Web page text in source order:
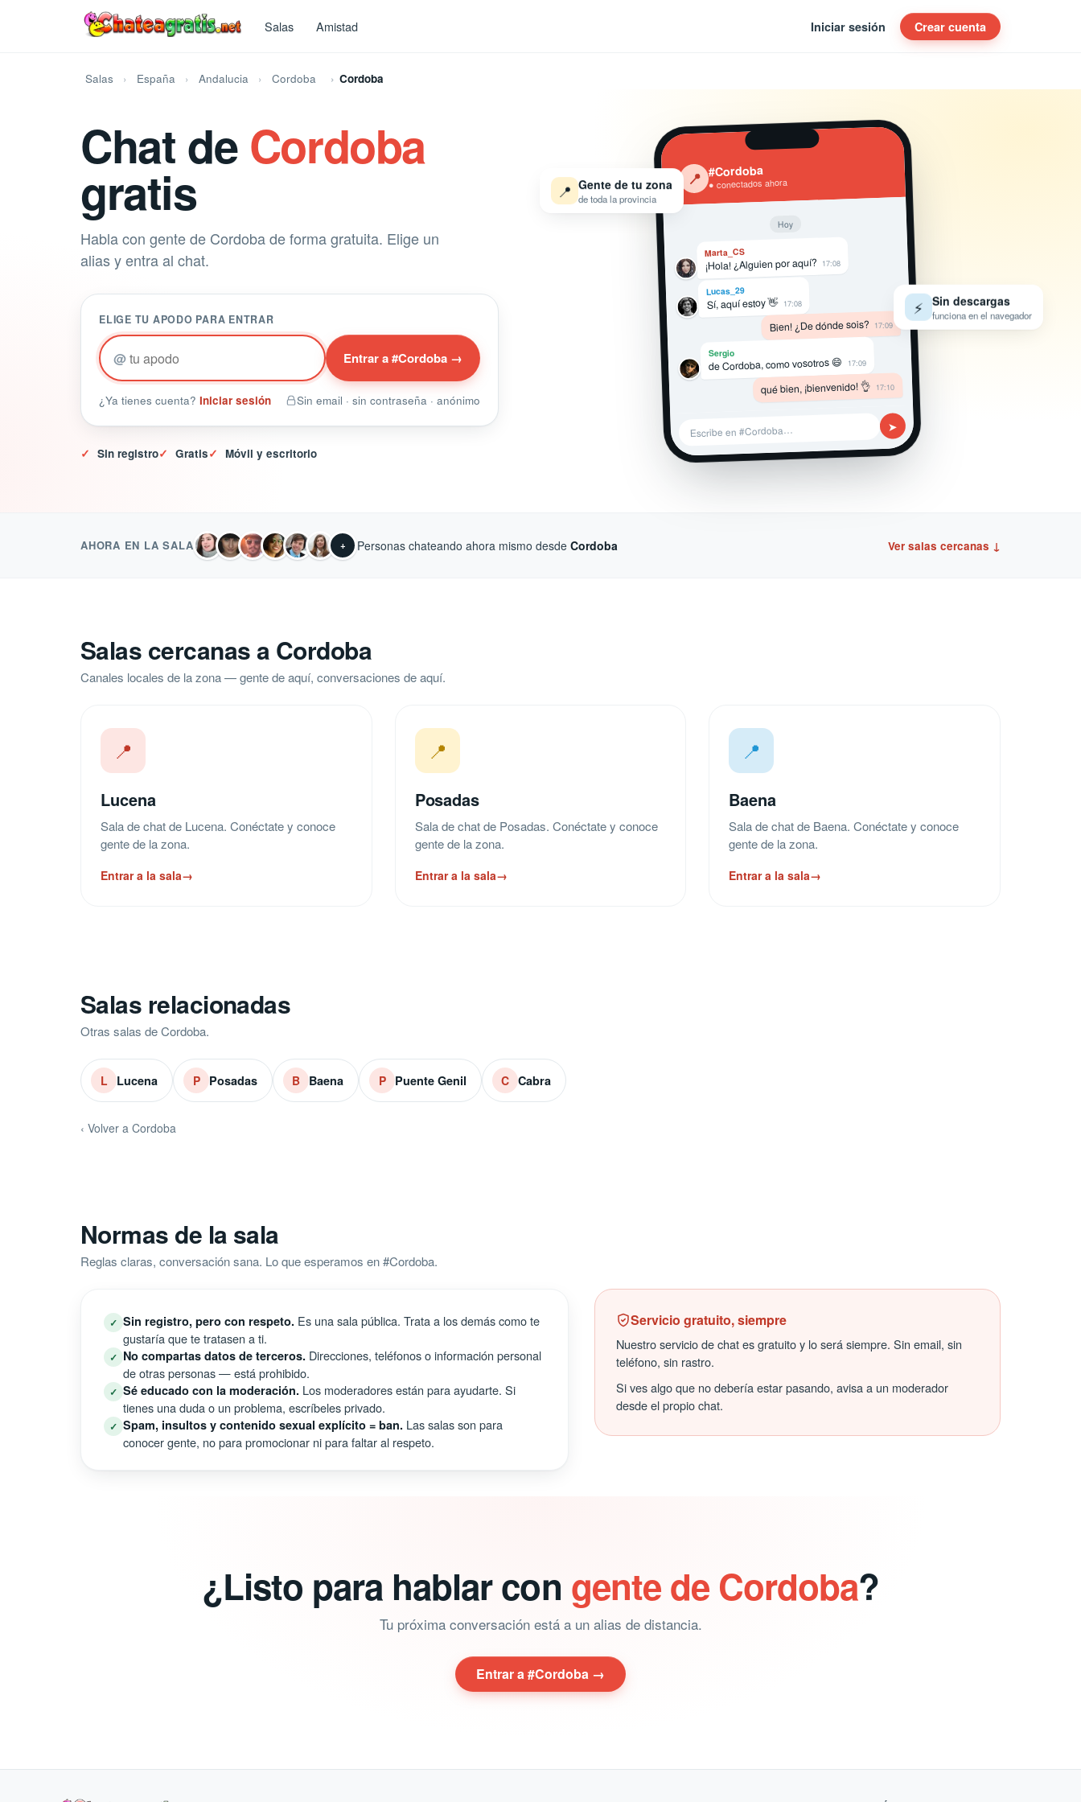
Salas Amistad Iniciar sesión Crear cuenta
Salas España Andalucia Cordoba Cordoba
Chat de Cordoba
gratis
Habla con gente de Cordoba de forma gratuita. Elige un
alias y entra al chat.
ELIGE TU APODO PARA ENTRAR
@ Entrar a #Cordoba →
¿Ya tienes cuenta? Iniciar sesión Sin email · sin contraseña · anónimo
✓ Sin registro✓ Gratis✓ Móvil y escritorio
📍 #Cordoba
● conectados ahora
Hoy
Marta_CS
¡Hola! ¿Alguien por aquí? 17:08
Lucas_29
Sí, aquí estoy 👋 17:08
Bien! ¿De dónde sois? 17:09
Sergio
de Cordoba, como vosotros 😄 17:09
qué bien, ¡bienvenido! 👌 17:10
Escribe en #Cordoba… ➤
📍 Gente de tu zona
de toda la provincia
⚡ Sin descargas
funciona en el navegador
AHORA EN LA SALA + Personas chateando ahora mismo desdeCordoba Ver salas cercanas ↓
Salas cercanas a Cordoba
Canales locales de la zona — gente de aquí, conversaciones de aquí.
📍
Lucena
Sala de chat de Lucena. Conéctate y conoce
gente de la zona.
Entrar a la sala→
📍
Posadas
Sala de chat de Posadas. Conéctate y conoce
gente de la zona.
Entrar a la sala→
📍
Baena
Sala de chat de Baena. Conéctate y conoce
gente de la zona.
Entrar a la sala→
Salas relacionadas
Otras salas de Cordoba.
L Lucena P Posadas B Baena P Puente Genil C Cabra
‹ Volver a Cordoba
Normas de la sala
Reglas claras, conversación sana. Lo que esperamos en #Cordoba.
✓ Sin registro, pero con respeto. Es una sala pública. Trata a los demás como te
gustaría que te tratasen a ti.
✓ No compartas datos de terceros. Direcciones, teléfonos o información personal
de otras personas — está prohibido.
✓ Sé educado con la moderación. Los moderadores están para ayudarte. Si
tienes una duda o un problema, escríbeles privado.
✓ Spam, insultos y contenido sexual explícito = ban. Las salas son para
conocer gente, no para promocionar ni para faltar al respeto.
Servicio gratuito, siempre
Nuestro servicio de chat es gratuito y lo será siempre. Sin email, sin
teléfono, sin rastro.
Si ves algo que no debería estar pasando, avisa a un moderador
desde el propio chat.
¿Listo para hablar con gente de Cordoba?
Tu próxima conversación está a un alias de distancia.
Entrar a #Cordoba →